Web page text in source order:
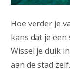
Hoe verder je
kans dat je
Wissel je duik
aan de stad